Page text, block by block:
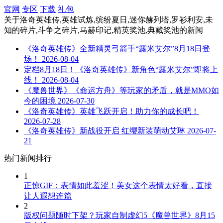
官网 专区 下载 礼包
关于洛奇英雄传,英雄试炼,缤纷夏日,迷你赫列塔,罗衫利安,未
知的碎片,斗争之碎片,马赫印记,精英奖池,典藏奖池的新闻
《洛奇英雄传》全新精灵弓箭手“露米艾尔”8月18日登
场！
2026-08-04
定档8月18日！《洛奇英雄传》新角色“露米艾尔”即将上
线！
2026-08-04
《魔兽世界》《命运方舟》等玩家的矛盾，就是MMO如
今的困境 2026-07-30
《洛奇英雄传》英雄飞跃开启！助力你的成长吧！
2026-07-28
《洛奇英雄传》新战役开启 红缨新装萌动艾琳 2026-07-
21
热门新闻排行
1
正惊GIF：表情如此羞涩！美女这个表情太好看，直接
让人遐想连篇
2
版权问题随时下架？玩家自制虚幻5《魔兽世界》8月15